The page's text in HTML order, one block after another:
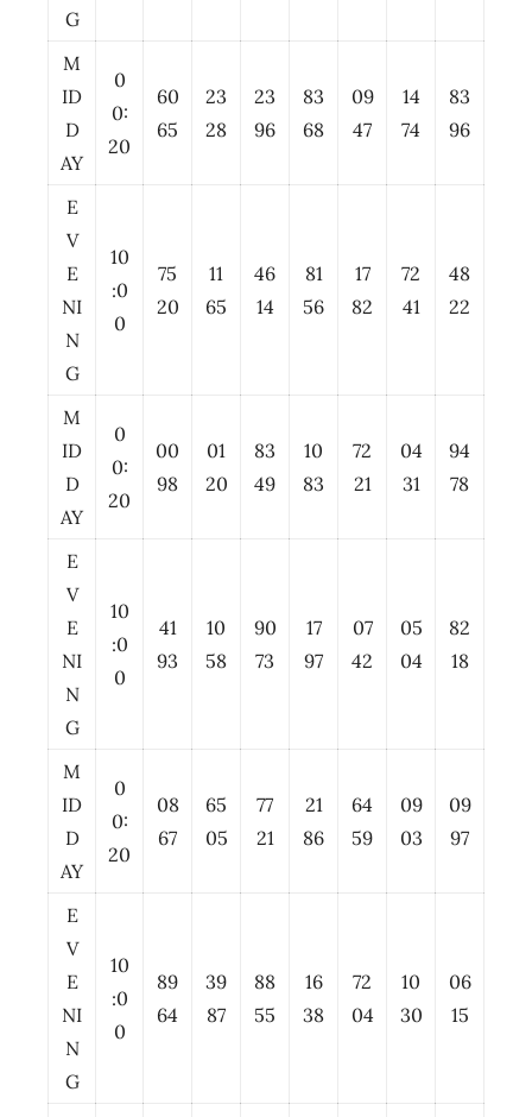
G
M
ID
D
AY
0
0:
20
60
65
23
28
23
96
83
68
09
47
14
74
83
96
E
V
E
NI
N
G
10
:0
0
75
20
11
65
46
14
81
56
17
82
72
41
48
22
M
ID
D
AY
0
0:
20
00
98
01
20
83
49
10
83
72
21
04
31
94
78
E
V
E
NI
N
G
10
:0
0
41
93
10
58
90
73
17
97
07
42
05
04
82
18
M
ID
D
AY
0
0:
20
08
67
65
05
77
21
21
86
64
59
09
03
09
97
E
V
E
NI
N
G
10
:0
0
89
64
39
87
88
55
16
38
72
04
10
30
06
15